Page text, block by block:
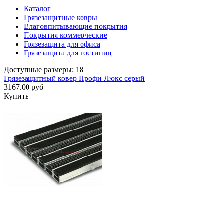
Каталог
Грязезащитные ковры
Влаговпитывающие покрытия
Покрытия коммерческие
Грязезащита для офиса
Грязезащита для гостиниц
Доступные размеры: 18
Грязезащитный ковер Профи Люкс серый
3167.00 руб
Купить